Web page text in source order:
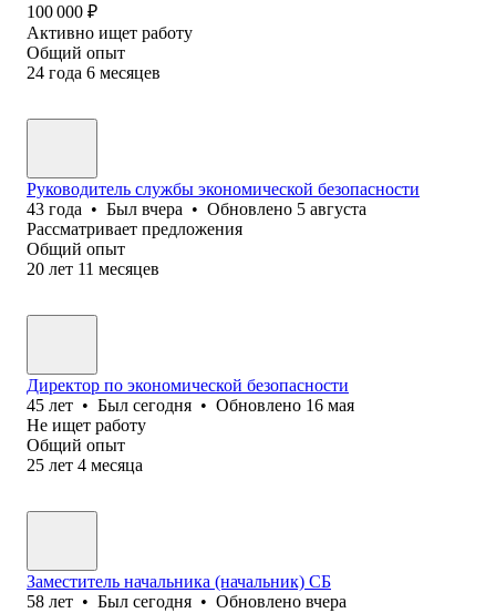
100 000 ₽
Активно ищет работу
Общий опыт
24 года 6 месяцев
Руководитель службы экономической безопасности
43 года • Был вчера • Обновлено 5 августа
Рассматривает предложения
Общий опыт
20 лет 11 месяцев
Директор по экономической безопасности
45 лет • Был сегодня • Обновлено 16 мая
Не ищет работу
Общий опыт
25 лет 4 месяца
Заместитель начальника (начальник) СБ
58 лет • Был сегодня • Обновлено вчера